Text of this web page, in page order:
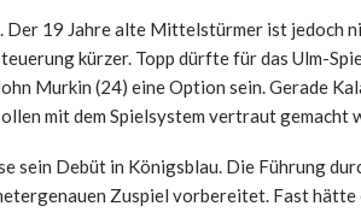
Der 19 Jahre alte Mittelstürmer ist jedoch
kürzer. Topp dürfte für das Ulm-
Murkin (24) eine Option sein. Gerade
mit dem Spielsystem vertraut gemacht
sein Debüt in Königsblau. Die Führung
Zuspiel vorbereitet. Fast hätte